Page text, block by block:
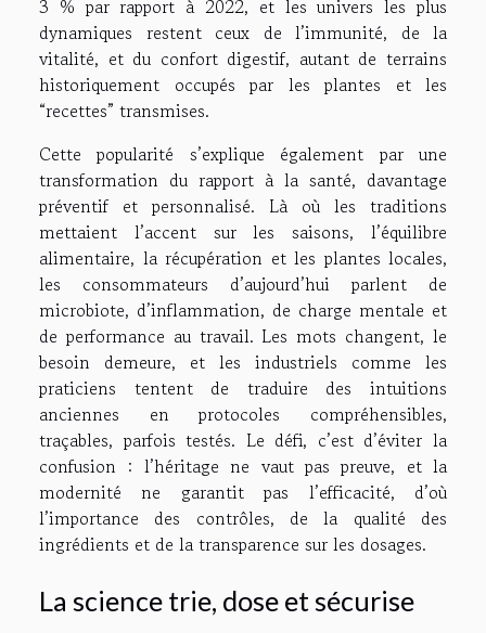
3 % par rapport à 2022, et les univers les plus
dynamiques restent ceux de l’immunité, de la
vitalité, et du confort digestif, autant de terrains
historiquement occupés par les plantes et les
“recettes” transmises.
Cette popularité s’explique également par une
transformation du rapport à la santé, davantage
préventif et personnalisé. Là où les traditions
mettaient l’accent sur les saisons, l’équilibre
alimentaire, la récupération et les plantes locales,
les consommateurs d’aujourd’hui parlent de
microbiote, d’inflammation, de charge mentale et
de performance au travail. Les mots changent, le
besoin demeure, et les industriels comme les
praticiens tentent de traduire des intuitions
anciennes en protocoles compréhensibles,
traçables, parfois testés. Le défi, c’est d’éviter la
confusion : l’héritage ne vaut pas preuve, et la
modernité ne garantit pas l’efficacité, d’où
l’importance des contrôles, de la qualité des
ingrédients et de la transparence sur les dosages.
La science trie, dose et sécurise